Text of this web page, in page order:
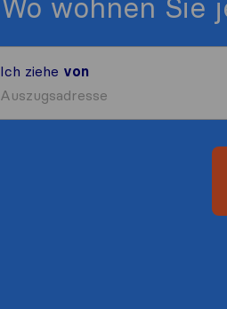
Wo wohnen Sie
Ich ziehe von